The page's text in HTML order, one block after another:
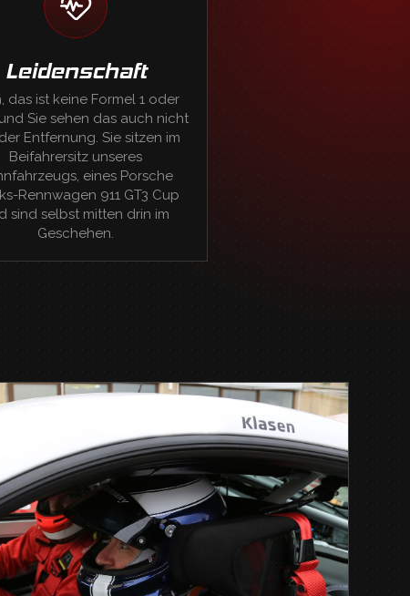
Leidenschaft
das ist keine Formel 1 oder
Sie sehen das auch nicht
Entfernung. Sie sitzen im
Beifahrersitz unseres
eines Porsche
Rennwagen 911 GT3 Cup
sind selbst mitten drin im
Geschehen.